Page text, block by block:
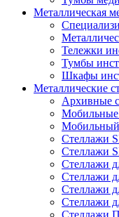
Металлическая
Тележки
Тумбы
Шкафы
Металлические
Архивные
Мобильный
Стеллажи
Стеллажи
Стеллажи
Стеллажи
Стеллажи
Стеллажи
Стеллажи